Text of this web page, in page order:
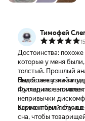
Тимофей
Достоинства: похоже
которые у меня
толстый. Прошлый
был более узкий и
Футлярчик в
Недостатки: из-за
приходится
непривычки
вариант был
Комментарий: брал в
сна, чтобы